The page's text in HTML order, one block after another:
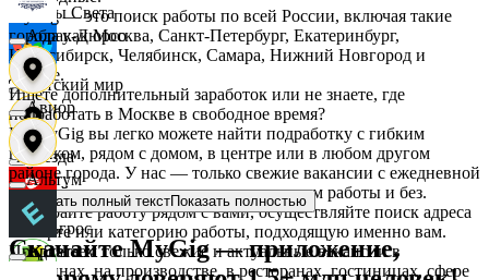
Дары Света
Детский мир
Звезда
Зельгрос
Абрау-Дюрсо
Авиор
Альтум
Аркета
MyGig — это поиск работы по всей России, включая такие
города как Москва, Санкт-Петербург, Екатеринбург,
Новосибирск, Челябинск, Самара, Нижний Новгород и
другие.
Ищете дополнительный заработок или не знаете, где
подработать в Москве в свободное время?
На MyGig вы легко можете найти подработку с гибким
графиком, рядом с домом, в центре или в любом другом
районе города. У нас — только свежие вакансии с ежедневной
оплатой для мужчин и женщин, с опытом работы и без.
Выбирайте работу рядом с вами, осуществляйте поиск адреса
на карте или категорию работы, подходящую именно вам.
Предлагаем только свежие и актуальные вакансии в
магазинах, на производстве, в ресторанах, гостиницах, сфере
Показать полный текстПоказать полностью
Скачайте MyGig — приложение,